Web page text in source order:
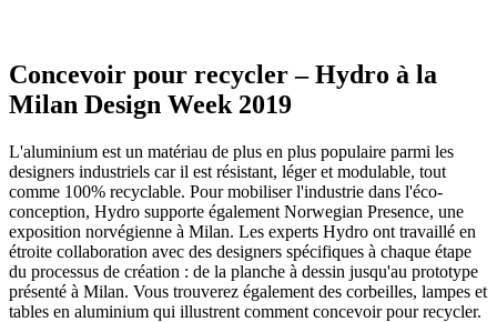
Concevoir pour recycler – Hydro à la
Milan Design Week 2019
L'aluminium est un matériau de plus en plus populaire parmi les
designers industriels car il est résistant, léger et modulable, tout
comme 100% recyclable. Pour mobiliser l'industrie dans l'éco-
conception, Hydro supporte également Norwegian Presence, une
exposition norvégienne à Milan. Les experts Hydro ont travaillé en
étroite collaboration avec des designers spécifiques à chaque étape
du processus de création : de la planche à dessin jusqu'au prototype
présenté à Milan. Vous trouverez également des corbeilles, lampes et
tables en aluminium qui illustrent comment concevoir pour recycler.